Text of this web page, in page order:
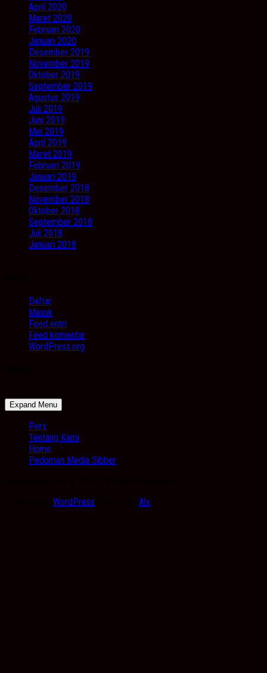
April 2020
Maret 2020
Februari 2020
Januari 2020
Desember 2019
November 2019
Oktober 2019
September 2019
Agustus 2019
Juli 2019
Juni 2019
Mei 2019
April 2019
Maret 2019
Februari 2019
Januari 2019
Desember 2018
November 2018
Oktober 2018
September 2018
Juli 2018
Januari 2018
Daftar
Masuk
Feed entri
Feed komentar
WordPress.org
Expand Menu
Pers
Tentang Kami
Home
Pedoman Media Sibber
WordPress Alx